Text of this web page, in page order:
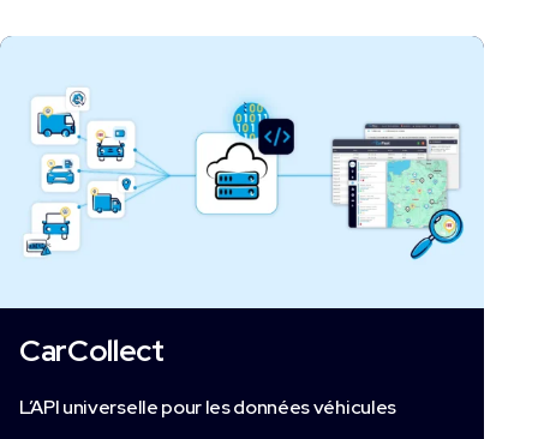
CarCollect
L’API universelle pour les données véhicules